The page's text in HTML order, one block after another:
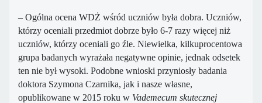
– Ogólna ocena WDŻ wśród uczniów była dobra. Uczniów,
którzy oceniali przedmiot dobrze było 6-7 razy więcej niż
uczniów, którzy oceniali go źle. Niewielka, kilkuprocentowa
grupa badanych wyrażała negatywne opinie, jednak odsetek
ten nie był wysoki. Podobne wnioski przyniosły badania
doktora Szymona Czarnika, jak i nasze własne,
opublikowane w 2015 roku w Vademecum skutecznej